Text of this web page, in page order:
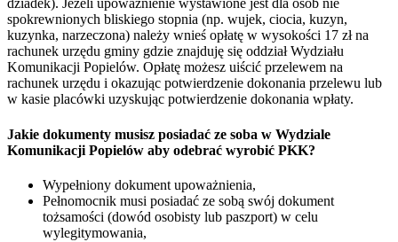
dziadek). Jeżeli upoważnienie wystawione jest dla osób nie
spokrewnionych bliskiego stopnia (np. wujek, ciocia, kuzyn,
kuzynka, narzeczona) należy wnieś opłatę w wysokości 17 zł na
rachunek urzędu gminy gdzie znajduję się oddział Wydziału
Komunikacji Popielów. Opłatę możesz uiścić przelewem na
rachunek urzędu i okazując potwierdzenie dokonania przelewu lub
w kasie placówki uzyskując potwierdzenie dokonania wpłaty.
Jakie dokumenty musisz posiadać ze soba w Wydziale
Komunikacji Popielów aby odebrać wyrobić PKK?
Wypełniony dokument upoważnienia,
Pełnomocnik musi posiadać ze sobą swój dokument
tożsamości (dowód osobisty lub paszport) w celu
wylegitymowania,